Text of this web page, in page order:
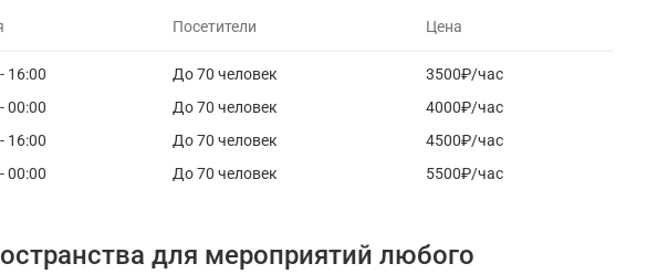
Посетители Цена
16:00 До 70 человек
3500₽/час
00:00 До 70 человек
4000₽/час
16:00 До 70 человек
4500₽/час
00:00 До 70 человек 5500₽/час
для мероприятий любого